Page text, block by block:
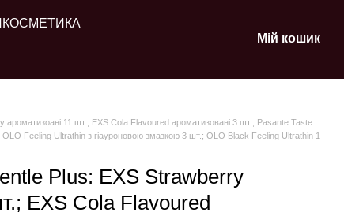
КОСМЕТИКА
Мій кошик
11 шт.; EXS Cola Flavoured ароматизовані 3 шт.; Pasante Taste
Feeling Ultrathin з гіауроновою змазкою 3 шт.; OLO Black Feeling Ultrathin 1
Plus: EXS Strawberry
EXS Cola Flavoured